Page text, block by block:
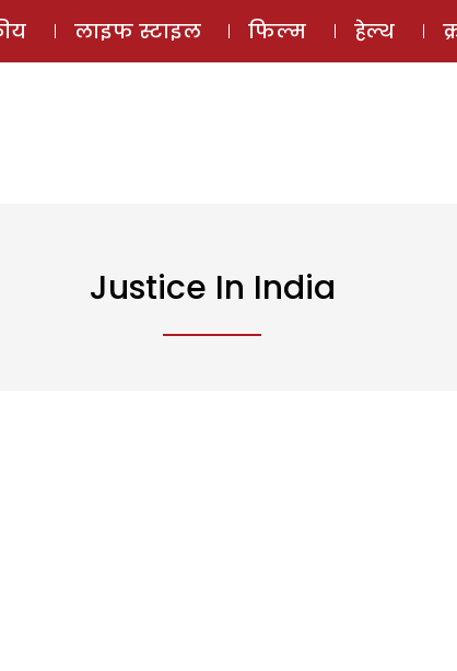
ई-मैगज़ीन
लाइफ स्टाइल फिल्म हेल्थ
Justice In India